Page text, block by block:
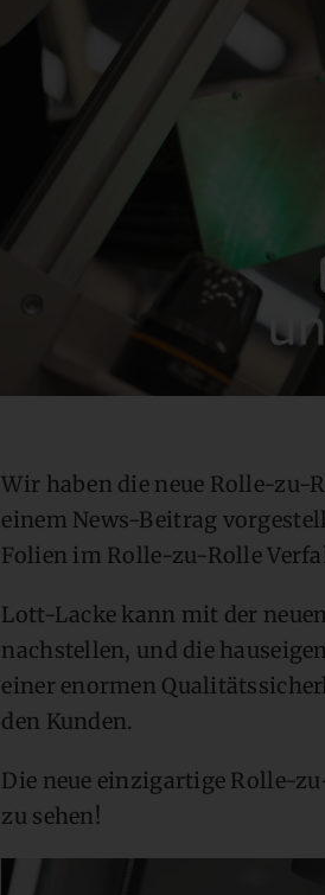
Wir haben die neue Rolle-zu-
einem News-Beitrag
Folien im Rolle-zu-Rolle
Lott-Lacke kann mit der
nachstellen, und die
einer enormen
den Kunden.
Die neue einzigartige Rolle-
zu sehen!